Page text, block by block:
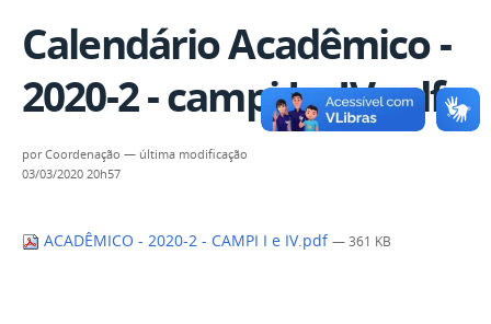
Calendário Acadêmico -
2020-2 - campi I e IV.pdf
porCoordenação — última modificação
03/03/2020 20h57
ACADÊMICO - 2020-2 - CAMPI I e IV.pdf — 361 KB